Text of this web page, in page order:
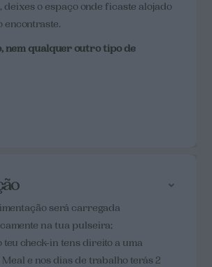
deixes o espaço onde ficaste alojado
encontraste.
nem qualquer outro tipo de
será carregada
na tua pulseira;
teu check-in tens direito a uma
Meal e nos dias de trabalho terás 2